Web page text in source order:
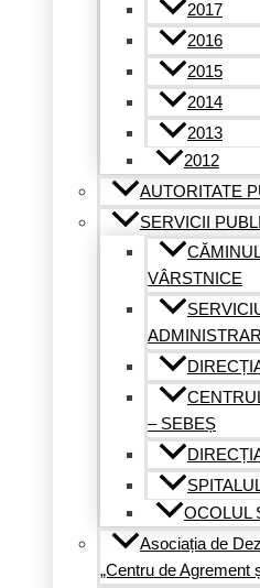
2017
2016
2015
2014
2013
2012
AUTORITATE
SERVICII
VÂRSTNICE
– SEBEȘ
OCOLUL
Asociația de
„Centru de Agrement